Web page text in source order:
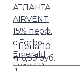
АТЛАНТА
AIRVENT
15% перф.
с Forbo
Emerald
Evex FR
Цена:10
416,39 руб.